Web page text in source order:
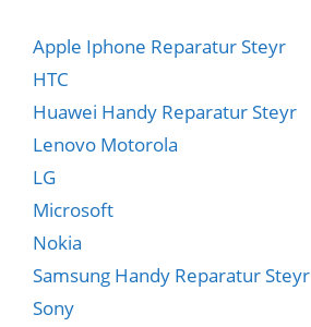
Apple Iphone Reparatur Steyr
HTC
Huawei Handy Reparatur Steyr
Lenovo Motorola
LG
Microsoft
Nokia
Samsung Handy Reparatur Steyr
Sony